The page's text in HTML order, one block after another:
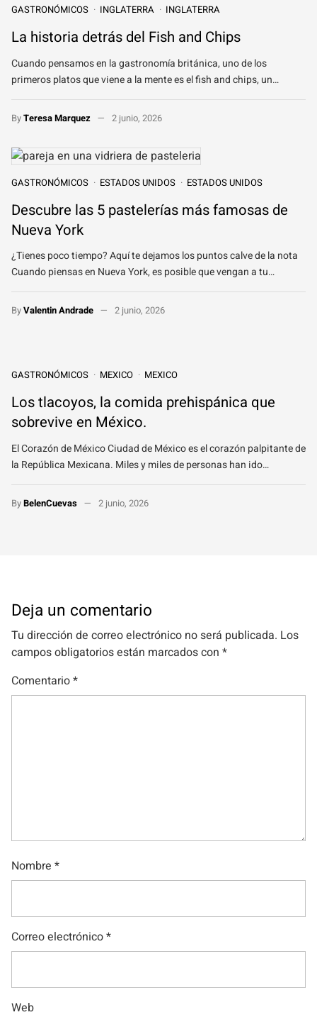
GASTRONÓMICOS INGLATERRA INGLATERRA
La historia detrás del Fish and Chips
Cuando pensamos en la gastronomía británica, uno de los
primeros platos que viene a la mente es el fish and chips, un…
ByTeresa Marquez 2 junio, 2026
GASTRONÓMICOS ESTADOS UNIDOS ESTADOS UNIDOS
Descubre las 5 pastelerías más famosas de
Nueva York
¿Tienes poco tiempo? Aquí te dejamos los puntos calve de la nota
Cuando piensas en Nueva York, es posible que vengan a tu…
ByValentin Andrade 2 junio, 2026
GASTRONÓMICOS MEXICO MEXICO
Los tlacoyos, la comida prehispánica que
sobrevive en México.
El Corazón de México Ciudad de México es el corazón palpitante de
la República Mexicana. Miles y miles de personas han ido…
ByBelenCuevas 2 junio, 2026
Deja un comentario
Tu dirección de correo electrónico no será publicada. Los
campos obligatorios están marcados con *
Comentario*
Nombre *
Correo electrónico*
Web